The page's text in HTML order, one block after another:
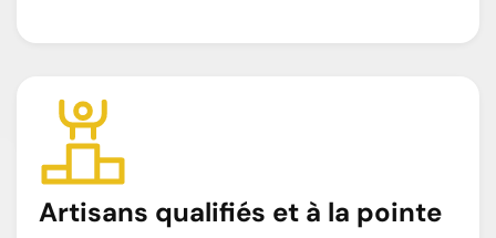
Artisans qualifiés et à la pointe